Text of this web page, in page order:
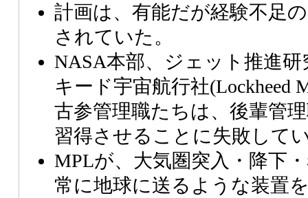
計画は、有能だが経験不足
されていた。
NASA本部、ジェット推進
キード宇宙航行社(Lockheed
古参管理職たちは、後輩管
習得させることに失敗して
MPLが、大気圏突入・降下
常に地球に送るような装置